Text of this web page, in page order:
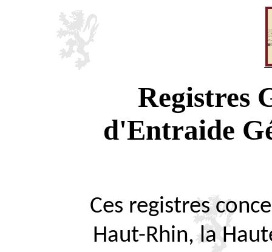
Registres
d'Entraide
Ces registres
Haut-Rhin, la